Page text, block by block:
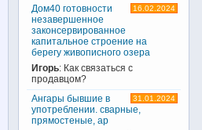
16.02.2024
Дом40 готовности
незавершенное
законсервированное
капитальное строение на
берегу живописного озера
Игорь: Как связаться с
продавцом?
31.01.2024
Ангары бывшие в
употреблении. сварные,
прямостеные, ар